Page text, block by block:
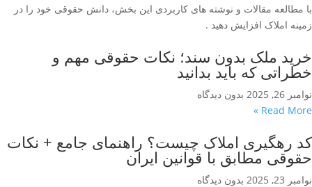
با مطالعه مقالات و نوشته های کاربردی این بخش، دانش حقوقی خود را در
زمینه املاک افزایش دهید .
خرید ملک بدون سند؛ نکات حقوقی مهم و
خطراتی که باید بدانید
نوامبر 26, 2025
بدون دیدگاه
Read More »
کد رهگیری املاک چیست؟ راهنمای جامع + نکات
حقوقی مطابق با قوانین ایران
نوامبر 23, 2025
بدون دیدگاه